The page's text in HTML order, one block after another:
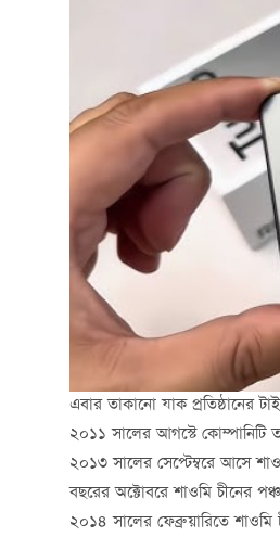
এবার তাকানো যাক প্রতিষ্ঠানের
২০১১ সালের আগস্টে কোম্পানিটি
২০১৩ সালের সেপ্টেম্বরে আসে
বছরের অক্টোবরে শাওমি চীনের
২০১৪ সালের ফেব্রুয়ারিতে